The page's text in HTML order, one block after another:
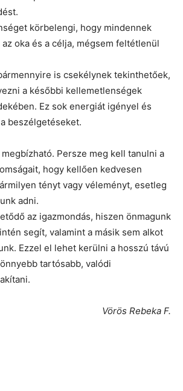
körbelengi, hogy mindennek
oka és a célja, mégsem feltétlenül
is csekélynek tekinthetőek,
a későbbi kellemetlenségek
Ez sok energiát igényel és
beszélgetéseket.
Persze meg kell tanulni a
hogy kellően kedvesen
tényt vagy véleményt, esetleg
adni.
az igazmondás, hiszen önmagunk
segít, valamint a másik sem alkot
Ezzel el lehet kerülni a hosszú távú
tartósabb, valódi
Vörös Rebeka F.